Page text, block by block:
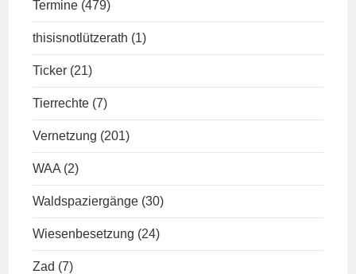
Termine (479)
thisisnotlützerath (1)
Ticker (21)
Tierrechte (7)
Vernetzung (201)
WAA (2)
Waldspaziergänge (30)
Wiesenbesetzung (24)
Zad (7)